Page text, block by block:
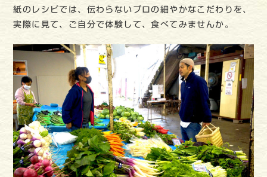
紙のレシピでは、伝わらないプロの細やかなこだわりを、
実際に見て、ご自分で体験して、食べてみませんか。